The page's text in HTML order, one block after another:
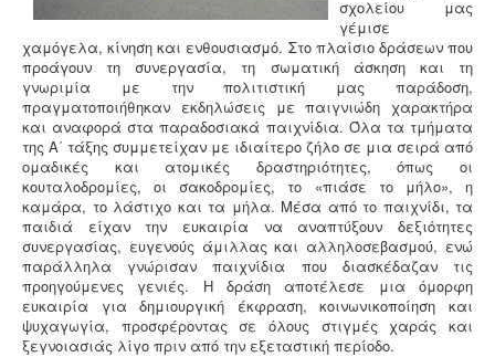
σχολείου μας
γέμισε
χαμόγελα, κίνηση και ενθουσιασμό. Στο πλαίσιο δράσεων που
προάγουν τη συνεργασία, τη σωματική άσκηση και τη
γνωριμία με την πολιτιστική μας παράδοση,
πραγματοποιήθηκαν εκδηλώσεις με παιγνιώδη χαρακτήρα
και αναφορά στα παραδοσιακά παιχνίδια. Όλα τα τμήματα
της Α΄ τάξης συμμετείχαν με ιδιαίτερο ζήλο σε μια σειρά από
ομαδικές και ατομικές δραστηριότητες, όπως οι
κουταλοδρομίες, οι σακοδρομίες, το «πιάσε το μήλο», η
καμάρα, το λάστιχο και τα μήλα. Μέσα από το παιχνίδι, τα
παιδιά είχαν την ευκαιρία να αναπτύξουν δεξιότητες
συνεργασίας, ευγενούς άμιλλας και αλληλοσεβασμού, ενώ
παράλληλα γνώρισαν παιχνίδια που διασκέδαζαν τις
προηγούμενες γενιές. Η δράση αποτέλεσε μια όμορφη
ευκαιρία για δημιουργική έκφραση, κοινωνικοποίηση και
ψυχαγωγία, προσφέροντας σε όλους στιγμές χαράς και
ξεγνοιασιάς λίγο πριν από την εξεταστική περίοδο.